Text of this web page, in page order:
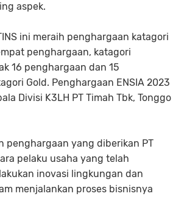
aspek.
ini meraih penghargaan katagori
penghargaan, katagori
16 penghargaan dan 15
Gold. Penghargaan ENSIA 2023
Divisi K3LH PT Timah Tbk, Tonggo
penghargaan yang diberikan PT
pelaku usaha yang telah
inovasi lingkungan dan
menjalankan proses bisnisnya